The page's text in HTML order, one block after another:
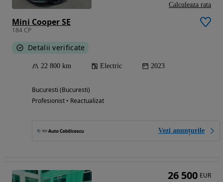
Mini Cooper SE
184 CP
Detalii verificate
22 800 km Electric 2023
Bucuresti (Bucuresti)
Profesionist • Reactualizat
Vezi anunțurile
Calculeaza rata
26 500 EUR